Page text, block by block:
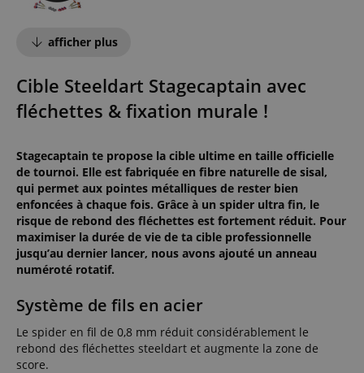
afficher plus
Cible Steeldart Stagecaptain avec
fléchettes & fixation murale !
Stagecaptain te propose la cible ultime en taille officielle
de tournoi. Elle est fabriquée en fibre naturelle de sisal,
qui permet aux pointes métalliques de rester bien
enfoncées à chaque fois. Grâce à un spider ultra fin, le
risque de rebond des fléchettes est fortement réduit. Pour
maximiser la durée de vie de ta cible professionnelle
jusqu’au dernier lancer, nous avons ajouté un anneau
numéroté rotatif.
Système de fils en acier
Le spider en fil de 0,8 mm réduit considérablement le
rebond des fléchettes steeldart et augmente la zone de
score.